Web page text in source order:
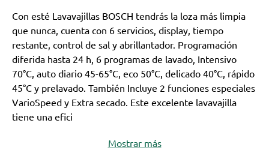
Con esté Lavavajillas BOSCH tendrás la loza más limpia
que nunca, cuenta con 6 servicios, display, tiempo
restante, control de sal y abrillantador. Programación
diferida hasta 24 h, 6 programas de lavado, Intensivo
70°C, auto diario 45-65°C, eco 50°C, delicado 40°C, rápido
45°C y prelavado. También Incluye 2 funciones especiales
VarioSpeed y Extra secado. Este excelente lavavajilla
tiene una efici
Mostrar más